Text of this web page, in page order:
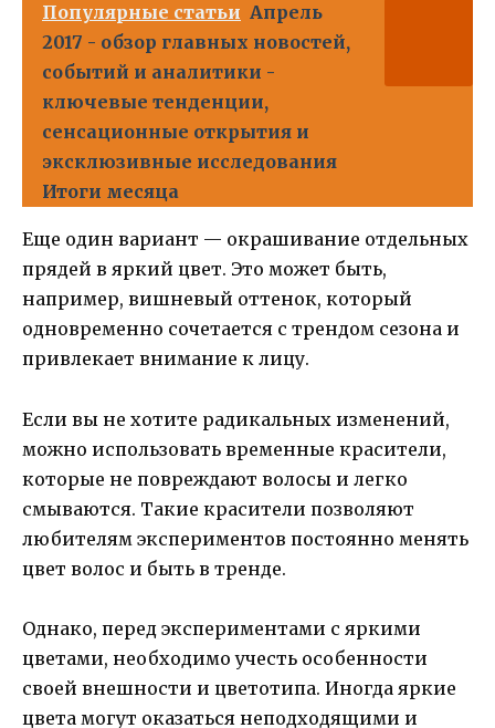
Популярные статьи Апрель
2017 - обзор главных новостей,
событий и аналитики -
ключевые тенденции,
сенсационные открытия и
эксклюзивные исследования
Итоги месяца
Еще один вариант — окрашивание отдельных
прядей в яркий цвет. Это может быть,
например, вишневый оттенок, который
одновременно сочетается с трендом сезона и
привлекает внимание к лицу.
Если вы не хотите радикальных изменений,
можно использовать временные красители,
которые не повреждают волосы и легко
смываются. Такие красители позволяют
любителям экспериментов постоянно менять
цвет волос и быть в тренде.
Однако, перед экспериментами с яркими
цветами, необходимо учесть особенности
своей внешности и цветотипа. Иногда яркие
цвета могут оказаться неподходящими и